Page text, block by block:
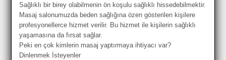
Sağlıklı bir birey olabilmenin ön koşulu sağlıklı hissedebilmektir.
Masaj salonumuzda beden sağlığına özen gösterilen kişilere
profesyonellerce hizmet verilir. Bu hizmet ile kişilerin sağlıklı
yaşamasına da fırsat sağlar.
Peki en çok kimlerin masaj yaptırmaya ihtiyacı var?
Dinlenmek İsteyenler